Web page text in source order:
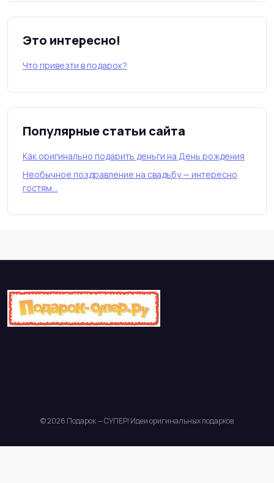
Это интересно!
Что привезти в подарок?
Популярные статьи сайта
Как оригинально подарить деньги на День рождения
Необычное поздравление на свадьбу — интересно
гостям…
© 2026 Подарок — СУПЕР! Идеи оригинальных подарков